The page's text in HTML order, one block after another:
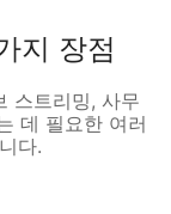
지 장점
스트리밍, 사무
데 필요한 여러
다.